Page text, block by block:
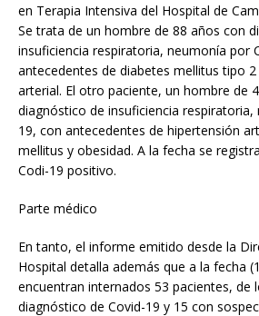
en Terapia Intensiva del Hospital de
Se trata de un hombre de 88 años con
insuficiencia respiratoria, neumonía por
antecedentes de diabetes mellitus tipo
arterial. El otro paciente, un hombre de
diagnóstico de insuficiencia respiratoria,
19, con antecedentes de hipertensión
mellitus y obesidad. A la fecha se
Codi-19 positivo.
Parte médico
En tanto, el informe emitido desde la
Hospital detalla además que a la fecha
encuentran internados 53 pacientes, de
diagnóstico de Covid-19 y 15 con